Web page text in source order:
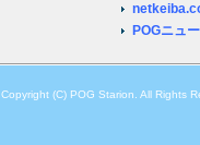
POGニュ
Copyright (C) POG Starion. All Rights